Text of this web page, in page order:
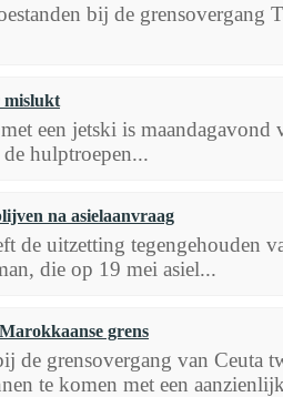
bij de grensovergang
mislukt
een jetski is
hulptroepen...
na asielaanvraag
de uitzetting tegengehouden
die op 19 mei asiel...
grens
de grensovergang van Ceuta
te komen met een